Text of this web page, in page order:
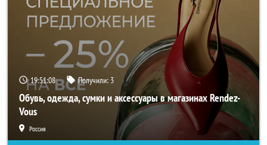
19:51:06 Получили: 3
Обувь, одежда, сумки и аксессуары в магазинах Rendez-
Vous
Россия